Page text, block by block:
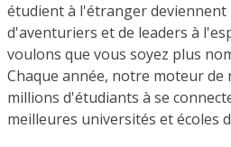
étudient à l'étranger
d'aventuriers et de leaders à
voulons que vous soyez plus
Chaque année, notre moteur de
millions d'étudiants à se
meilleures universités et écoles